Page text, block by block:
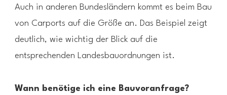
Auch in anderen Bundesländern kommt es beim Bau
von Carports auf die Größe an. Das Beispiel zeigt
deutlich, wie wichtig der Blick auf die
entsprechenden Landesbauordnungen ist.
Wann benötige ich eine Bauvoranfrage?